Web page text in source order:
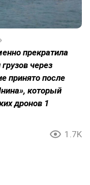
прекратила
через
принято после
который
дронов 1
1.7K